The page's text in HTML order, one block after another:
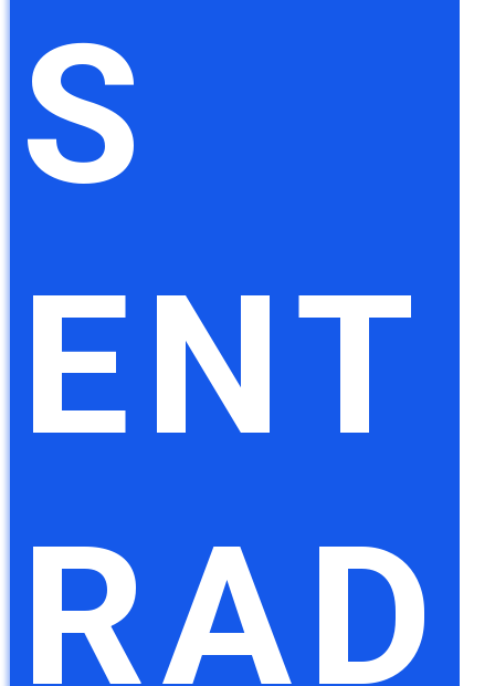
S
ENT
RAD